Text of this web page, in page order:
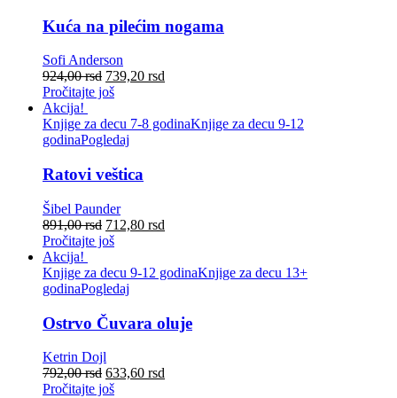
Kuća na pilećim nogama
Sofi Anderson
924,00rsd 739,20 rsd
Pročitajte još
Akcija!
Knjige za decu 7-8 godinaKnjige za decu 9-12
godinaPogledaj
Ratovi veštica
Šibel Paunder
891,00rsd 712,80 rsd
Pročitajte još
Akcija!
Knjige za decu 9-12 godinaKnjige za decu 13+
godinaPogledaj
Ostrvo Čuvara oluje
Ketrin Dojl
792,00rsd 633,60 rsd
Pročitajte još